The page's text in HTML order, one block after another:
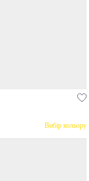
Вибір кольору